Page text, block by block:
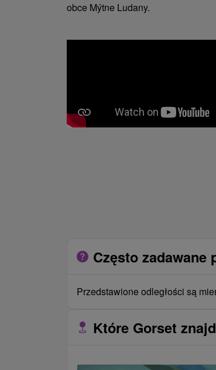
obce Mýtne Ludany.
Często zadawane
Przedstawione odległości są
Które Gorset